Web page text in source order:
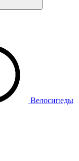
Велосипеды